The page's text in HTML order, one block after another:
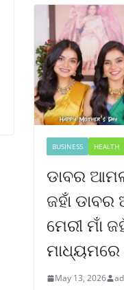
BUSINESS HEALTH
ଡାବର
ଜହାଁ ଡାବର
ମେରୀ ମାଁ
ମାଧ୍ୟମରେ
May 13, 2026